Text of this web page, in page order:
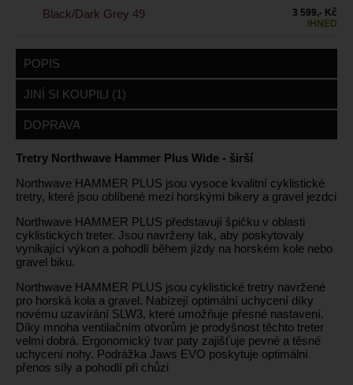
Black/Dark Grey 49
3 599,- Kč
IHNED
POPIS
JINÍ SI KOUPILI (1)
DOPRAVA
Tretry Northwave Hammer Plus Wide - širší
Northwave HAMMER PLUS jsou vysoce kvalitní cyklistické
tretry, které jsou oblíbené mezi horskými bikery a gravel jezdci
Northwave HAMMER PLUS představují špičku v oblasti
cyklistických treter. Jsou navrženy tak, aby poskytovaly
vynikající výkon a pohodlí během jízdy na horském kole nebo
gravel biku.
Northwave HAMMER PLUS jsou cyklistické tretry navržené
pro horská kola a gravel. Nabízejí optimální uchycení díky
novému uzavírání SLW3, které umožňuje přesné nastavení.
Díky mnoha ventilačním otvorům je prodyšnost těchto treter
velmi dobrá. Ergonomický tvar paty zajišťuje pevné a těsné
uchycení nohy. Podrážka Jaws EVO poskytuje optimální
přenos síly a pohodlí při chůzi